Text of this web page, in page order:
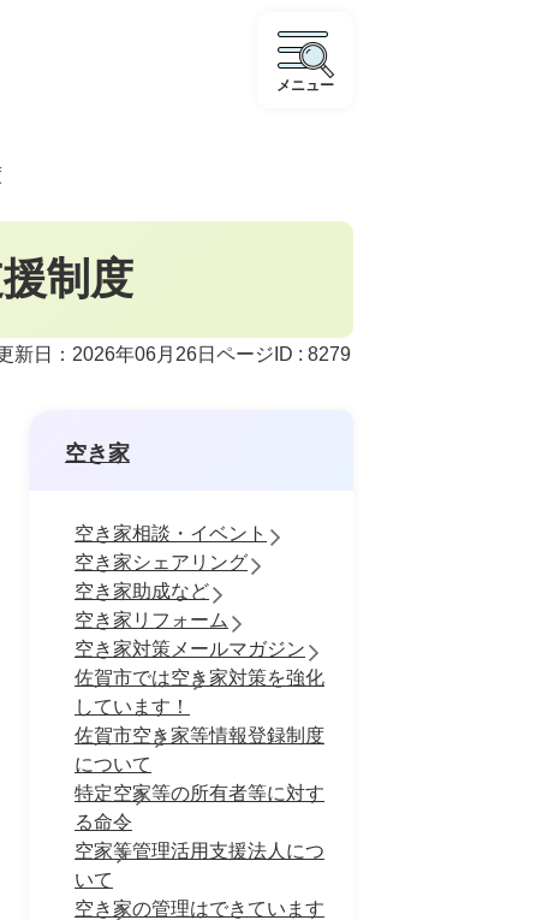
メニュー
制度
新日：2026年06月26日 ページID : 8279
空き家
空き家相談・イベント
空き家シェアリング
空き家助成など
空き家リフォーム
空き家対策メールマガジン
佐賀市では空き家対策を強化
しています！
佐賀市空き家等情報登録制度
について
特定空家等の所有者等に対す
る命令
空家等管理活用支援法人につ
いて
空き家の管理はできています